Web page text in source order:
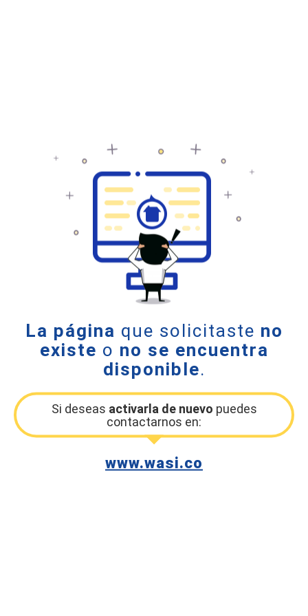
La página que solicitaste no
existe o no se encuentra
disponible.
Si deseas activarla de nuevo puedes
contactarnos en:
www.wasi.co